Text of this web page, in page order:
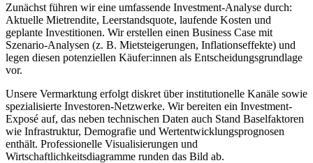
Zunächst führen wir eine umfassende Investment-Analyse durch:
Aktuelle Mietrendite, Leerstandsquote, laufende Kosten und
geplante Investitionen. Wir erstellen einen Business Case mit
Szenario-Analysen (z. B. Mietsteigerungen, Inflationseffekte) und
legen diesen potenziellen Käufer:innen als Entscheidungsgrundlage
vor.
Unsere Vermarktung erfolgt diskret über institutionelle Kanäle sowie
spezialisierte Investoren-Netzwerke. Wir bereiten ein Investment-
Exposé auf, das neben technischen Daten auch Stand Baselfaktoren
wie Infrastruktur, Demografie und Wertentwicklungsprognosen
enthält. Professionelle Visualisierungen und
Wirtschaftlichkeitsdiagramme runden das Bild ab.